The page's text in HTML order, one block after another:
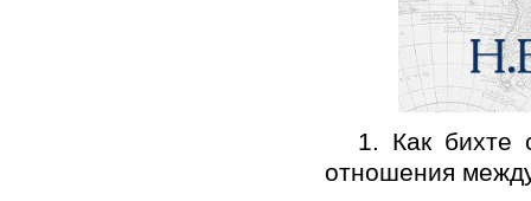
1. Как бихте
отношения